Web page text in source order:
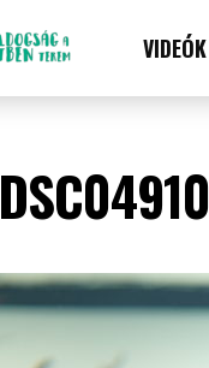
VIDEÓK
DSC04910